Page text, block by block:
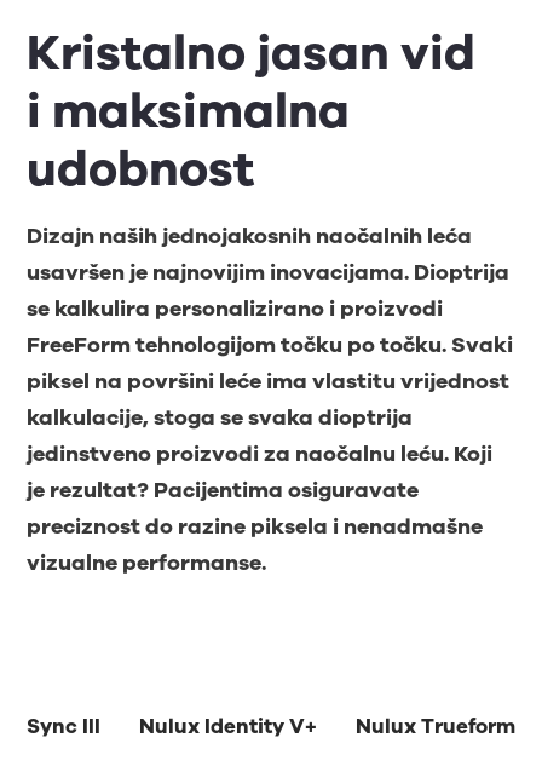
Kristalno jasan vid
i maksimalna
udobnost
Dizajn naših jednojakosnih naočalnih leća
usavršen je najnovijim inovacijama. Dioptrija
se kalkulira personalizirano i proizvodi
FreeForm tehnologijom točku po točku. Svaki
piksel na površini leće ima vlastitu vrijednost
kalkulacije, stoga se svaka dioptrija
jedinstveno proizvodi za naočalnu leću. Koji
je rezultat? Pacijentima osiguravate
preciznost do razine piksela i nenadmašne
vizualne performanse.
Sync III Nulux Identity V+ Nulux Trueform